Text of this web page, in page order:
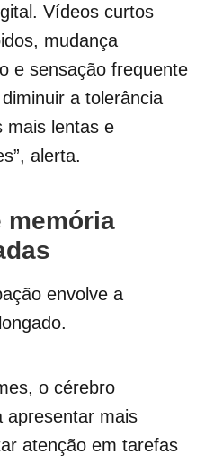
Vídeos curtos
mudança
e sensação frequente
a tolerância
mais lentas e
alerta.
memória
envolve a
o cérebro
apresentar mais
atenção em tarefas